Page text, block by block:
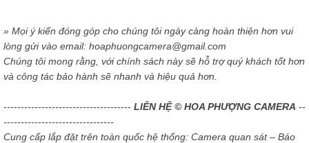
» Mọi ý kiến đóng góp cho chúng tôi ngày càng hoàn thiện hơn vui
lòng gửi vào email: hoaphuongcamera@gmail.com
Chúng tôi mong rằng, với chính sách này sẽ hỗ trợ quý khách tốt hơn
và công tác bảo hành sẽ nhanh và hiệu quả hơn.
------------------------------------- LIÊN HỆ © HOA PHƯỢNG CAMERA --
--------------------------------
Cung cấp lắp đặt trên toàn quốc hệ thống: Camera quan sát – Báo